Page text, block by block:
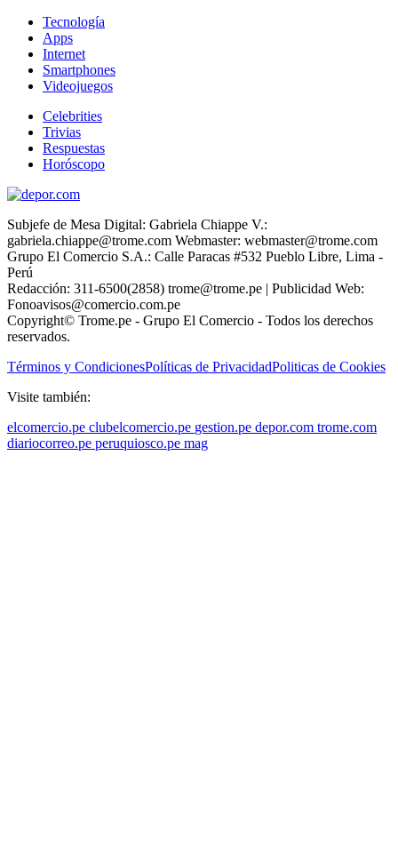
Tecnología
Apps
Internet
Smartphones
Videojuegos
Celebrities
Trivias
Respuestas
Horóscopo
Subjefe de Mesa Digital: Gabriela Chiappe V.:
gabriela.chiappe@trome.com Webmaster: webmaster@trome.com
Grupo El Comercio S.A.: Calle Paracas #532 Pueblo Libre, Lima -
Perú
Redacción: 311-6500(2858) trome@trome.pe | Publicidad Web:
Fonoavisos@comercio.com.pe
Copyright© Trome.pe - Grupo El Comercio - Todos los derechos
reservados.
Términos y CondicionesPolíticas de PrivacidadPoliticas de Cookies
Visite también:
elcomercio.pe clubelcomercio.pe gestion.pe depor.com trome.com
diariocorreo.pe peruquiosco.pe mag